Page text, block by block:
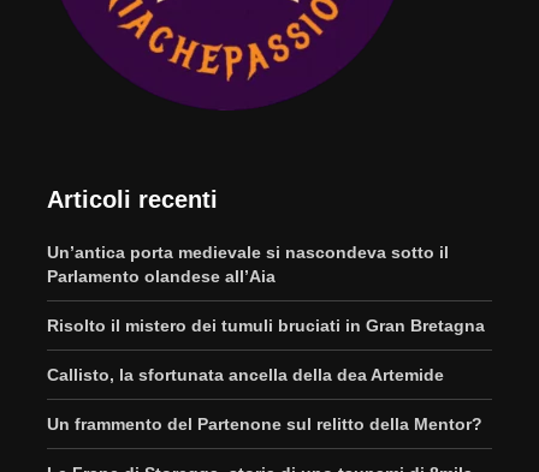
Articoli recenti
Un’antica porta medievale si nascondeva sotto il
Parlamento olandese all’Aia
Risolto il mistero dei tumuli bruciati in Gran Bretagna
Callisto, la sfortunata ancella della dea Artemide
Un frammento del Partenone sul relitto della Mentor?